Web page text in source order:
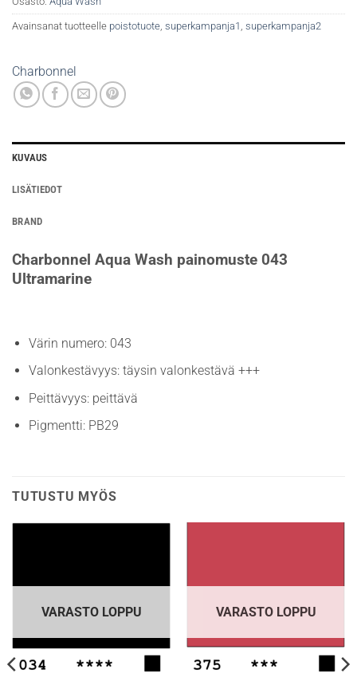
Avainsanat tuotteelle poistotuote, superkampanja1 , superkampanja2
Charbonnel
KUVAUS
LISÄTIEDOT
BRAND
Charbonnel Aqua Wash painomuste 043
Ultramarine
Värin numero: 043
Valonkestävyys: täysin valonkestävä +++
Peittävyys: peittävä
Pigmentti: PB29
TUTUSTU MYÖS
VARASTO LOPPU VARASTO LOPPU